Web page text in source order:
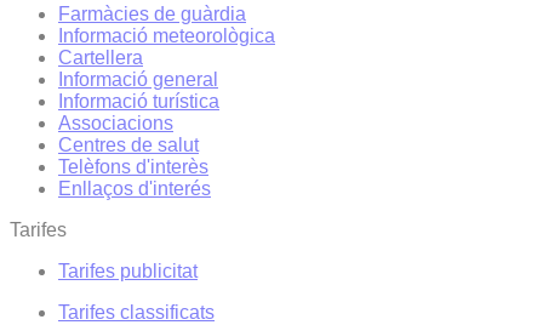
Farmàcies de guàrdia
Informació meteorològica
Cartellera
Informació general
Informació turística
Associacions
Centres de salut
Telèfons d'interès
Enllaços d'interés
Tarifes
Tarifes publicitat
Tarifes classificats